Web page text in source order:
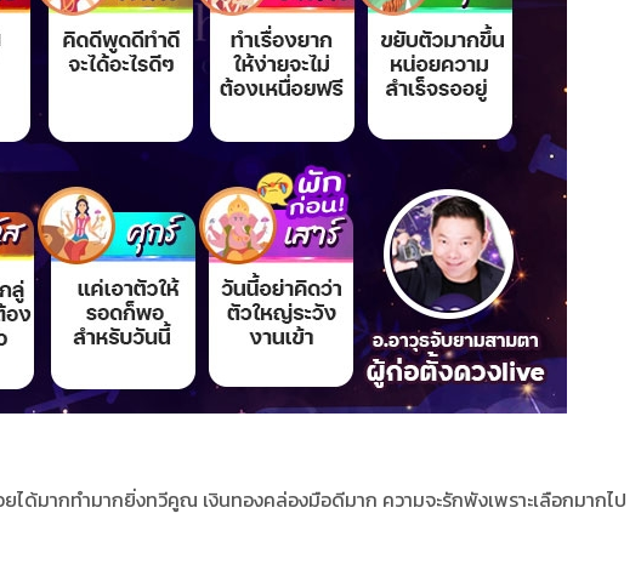
ยได้มากทำมากยิ่งทวีคูณ เงินทองคล่องมือดีมาก ความจะรักพังเพราะเลือกมากไป